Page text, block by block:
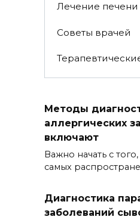
Лечение печени
Советы врачей
Методы
аллергических
включают
Важно начать с
самых
Диагностика
заболеваний